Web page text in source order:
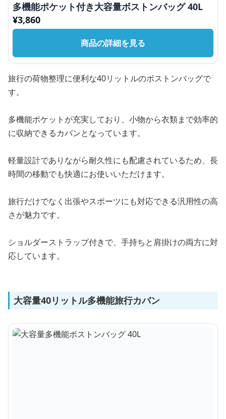
多機能ポケット付き大容量ボストンバッグ 40L
¥3,860
商品の詳細を見る
旅行の荷物整理に便利な40リットルのボストンバッグで
す。
多機能ポケットが充実しており、小物から衣類まで効率的
に収納できるカバンとなっています。
軽量設計でありながら耐久性にも配慮されているため、長
時間の移動でも快適にお使いいただけます。
旅行だけでなく出張やスポーツにも対応できる汎用性の高
さが魅力です。
ショルダーストラップ付きで、手持ちと肩掛けの両方に対
応しています。
大容量40リットル多機能旅行カバン